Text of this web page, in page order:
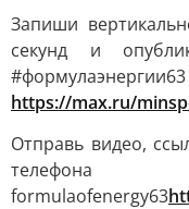
Запиши
секунд и
https://max.ru/
Отправь видео,
formulaofenergy63